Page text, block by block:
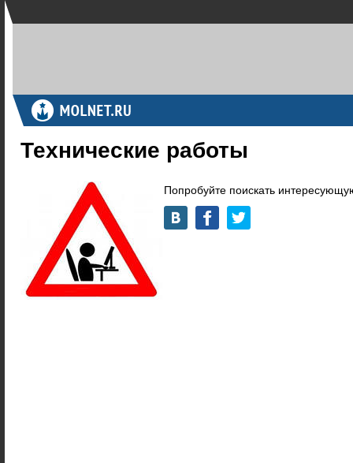
Технические работы
Попробуйте поискать